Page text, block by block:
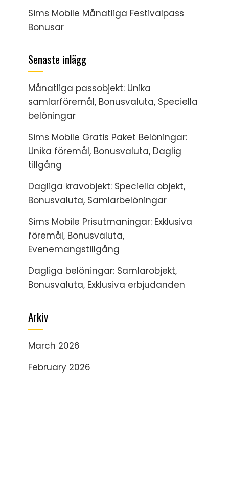
Sims Mobile Månatliga Festivalpass
Bonusar
Senaste inlägg
Månatliga passobjekt: Unika
samlarföremål, Bonusvaluta, Speciella
belöningar
Sims Mobile Gratis Paket Belöningar:
Unika föremål, Bonusvaluta, Daglig
tillgång
Dagliga kravobjekt: Speciella objekt,
Bonusvaluta, Samlarbelöningar
Sims Mobile Prisutmaningar: Exklusiva
föremål, Bonusvaluta,
Evenemangstillgång
Dagliga belöningar: Samlarobjekt,
Bonusvaluta, Exklusiva erbjudanden
Arkiv
March 2026
February 2026